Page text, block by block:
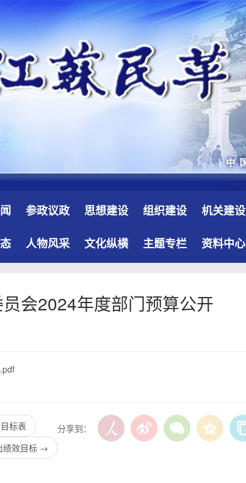
参政议政 思想建设 组织建设 机关建设
人物风采 文化纵横 主题专栏 资料中心
会2024年度部门预算公开
分享到：
标表
绩效目标 →